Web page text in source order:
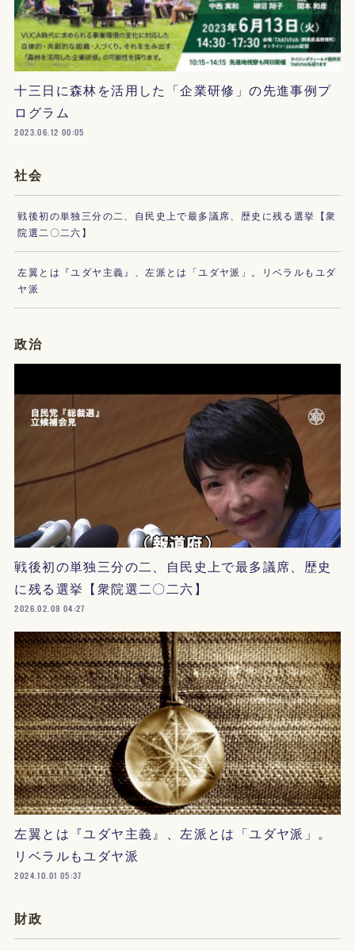
十三日に森林を活用した「企業研修」の先進事例プ
ログラム
2023.06.12 00:05
社会
戦後初の単独三分の二、自民史上で最多議席、歴史に残る選挙【衆
院選二〇二六】
左翼とは『ユダヤ主義』、左派とは「ユダヤ派」。リベラルもユダ
ヤ派
政治
戦後初の単独三分の二、自民史上で最多議席、歴史
に残る選挙【衆院選二〇二六】
2026.02.09 04:27
左翼とは『ユダヤ主義』、左派とは「ユダヤ派」。
リベラルもユダヤ派
2024.10.01 05:37
財政